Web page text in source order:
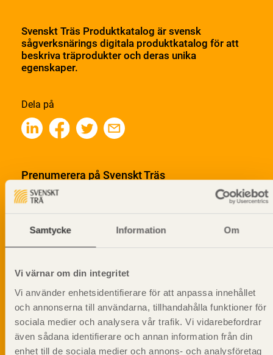
Samtycke Information Om
Vi värnar om din integritet
Vi använder enhetsidentifierare för att anpassa innehållet
och annonserna till användarna, tillhandahålla funktioner för
sociala medier och analysera vår trafik. Vi vidarebefordrar
även sådana identifierare och annan information från din
enhet till de sociala medier och annons- och analysföretag
Svenskt Träs Produktkatalog är svensk
sågverksnärings digitala produktkatalog för att
beskriva träprodukter och deras unika
egenskaper.
Dela på
Prenumerera på Svenskt Träs
informationsutskick!